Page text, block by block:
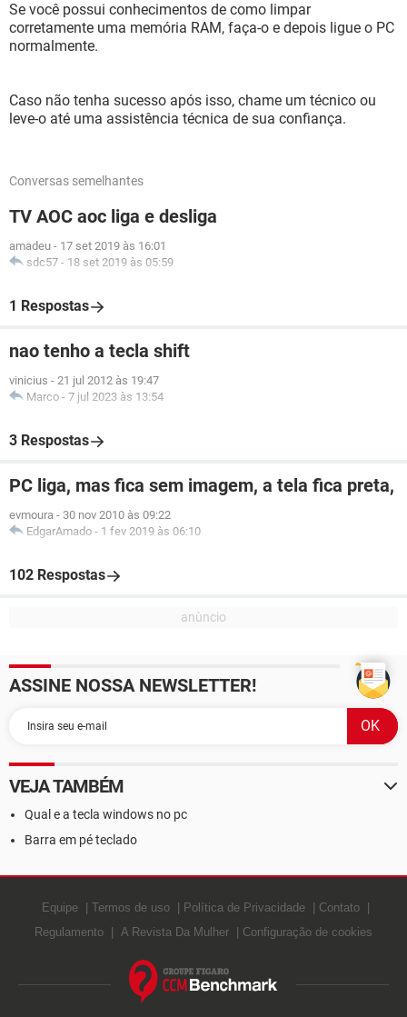
Se você possui conhecimentos de como limpar
corretamente uma memória RAM, faça-o e depois ligue o PC
normalmente.
Caso não tenha sucesso após isso, chame um técnico ou
leve-o até uma assistência técnica de sua confiança.
Conversas semelhantes
TV AOC aoc liga e desliga
amadeu - 17 set 2019 às 16:01
sdc57 - 18 set 2019 às 05:59
1 Respostas
nao tenho a tecla shift
vinicius - 21 jul 2012 às 19:47
Marco - 7 jul 2023 às 13:54
3 Respostas
PC liga, mas fica sem imagem, a tela fica preta,
evmoura - 30 nov 2010 às 09:22
EdgarAmado - 1 fev 2019 às 06:10
102 Respostas
ASSINE NOSSA NEWSLETTER!
VEJA TAMBÉM
Qual e a tecla windows no pc
Barra em pé teclado
Equipe Termos de uso Política de Privacidade
Contato
Regulamento
A Revista Da Mulher Configuração de cookies